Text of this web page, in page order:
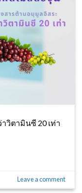
วิตามินซี 20 เท่า
Leave a comment